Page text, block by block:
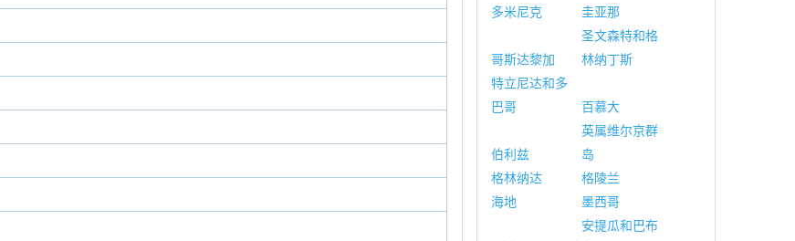
多米尼克
圭亚那
哥斯达黎加
圣文森特和格
林纳丁斯
特立尼达和多
巴哥
百慕大
伯利兹
英属维尔京群
岛
格林纳达
格陵兰
海地
墨西哥
安提瓜和巴布